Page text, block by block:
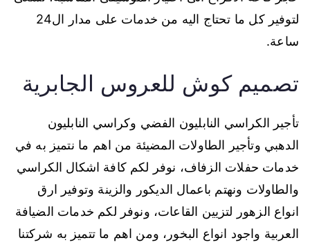
لتوفير كل ما تحتاج اليه من خدمات على مدار ال24
ساعة.
تصميم كوش للعروس الجابرية
تأجير الكراسي النابليون الفضي وكراسي النابليون
الدهبي وتأجير الطاولات المضيئة من اهم ما نتميز به في
خدمات حفلات الزفاف، نوفر لكم كافة اشكال الكراسي
والطاولات ونهتم باعمال الديكور والزينة وتوفير ارق
انواع الزهور لتزيين القاعات، ونوفر لكم خدمات الضيافة
العربية واجود انواع البخور، ومن اهم ما تتميز به شركتنا